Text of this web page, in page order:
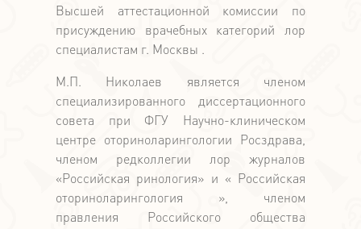
Высшей аттестационной комиссии по
присуждению врачебных категорий лор
специалистам г. Москвы .
М.П. Николаев является членом
специализированного диссертационного
совета при ФГУ Научно-клиническом
центре оториноларингологии Росздрава,
членом редколлегии лор журналов
«Российская ринология» и « Российская
оториноларингология », членом
правления Российского общества